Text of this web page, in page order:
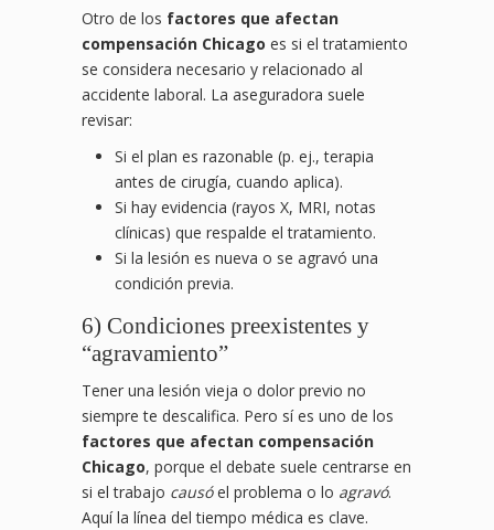
Otro de los factores que afectan
compensación Chicago es si el tratamiento
se considera necesario y relacionado al
accidente laboral. La aseguradora suele
revisar:
Si el plan es razonable (p. ej., terapia
antes de cirugía, cuando aplica).
Si hay evidencia (rayos X, MRI, notas
clínicas) que respalde el tratamiento.
Si la lesión es nueva o se agravó una
condición previa.
6) Condiciones preexistentes y
“agravamiento”
Tener una lesión vieja o dolor previo no
siempre te descalifica. Pero sí es uno de los
factores que afectan compensación
Chicago, porque el debate suele centrarse en
si el trabajo causóel problema o lo agravó.
Aquí la línea del tiempo médica es clave.